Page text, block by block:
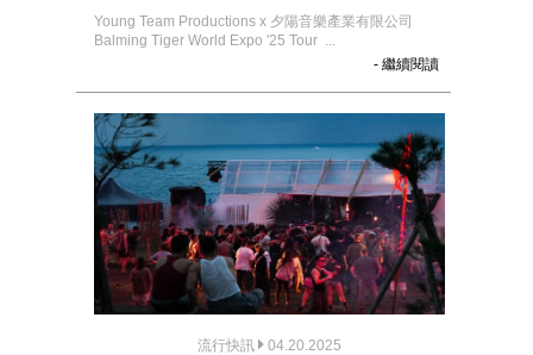
Young Team Productions x 夕陽音樂產業有限公司
Balming Tiger World Expo '25 Tour ...
- 繼續閱讀
流行快訊 04.20.2025